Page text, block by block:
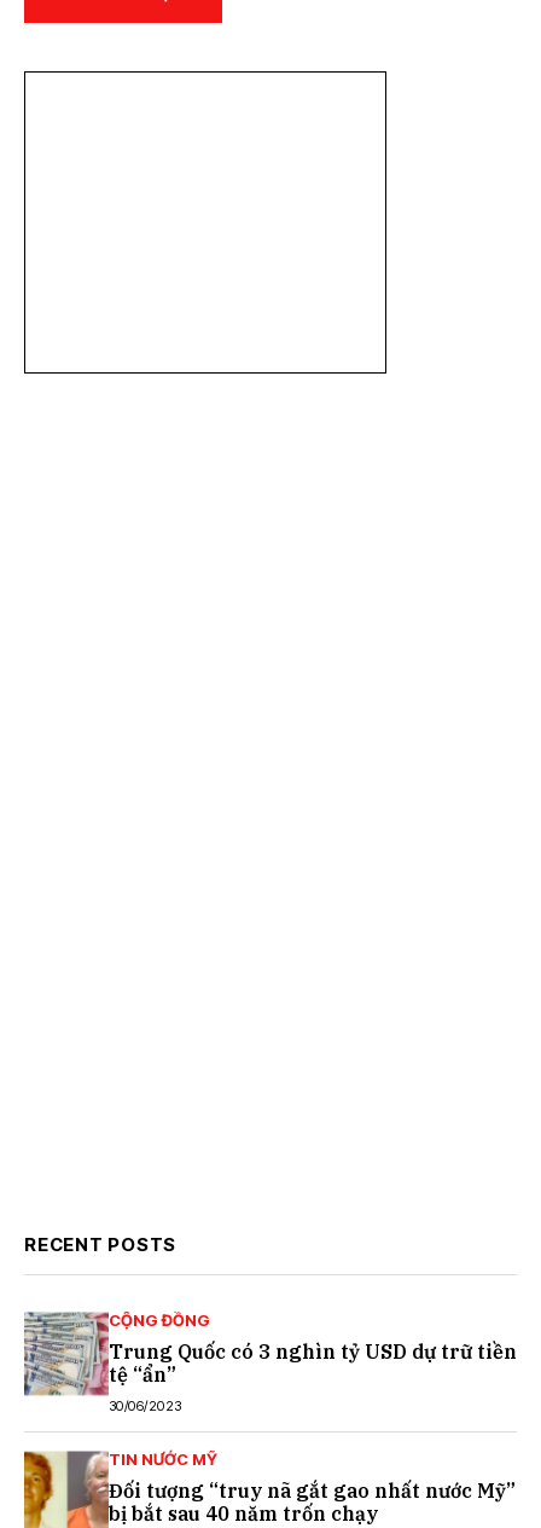
RECENT POSTS
CỘNG ĐỒNG
Trung Quốc có 3 nghìn tỷ USD dự trữ tiền
tệ “ẩn”
30/06/2023
TIN NƯỚC MỸ
Đối tượng “truy nã gắt gao nhất nước Mỹ”
bị bắt sau 40 năm trốn chạy